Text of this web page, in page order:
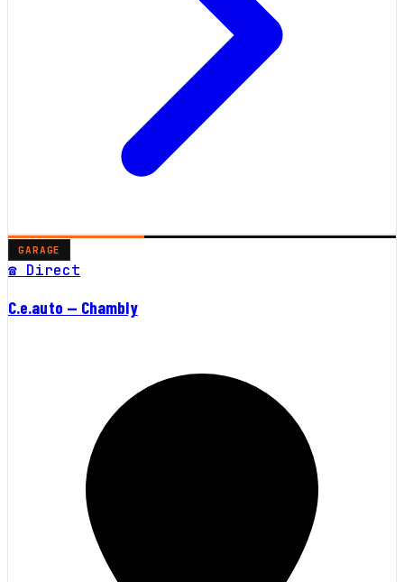
GARAGE
☎ Direct
C.e.auto — Chambly